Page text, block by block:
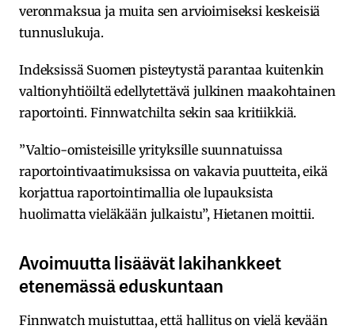
veronmaksua ja muita sen arvioimiseksi keskeisiä
tunnuslukuja.
Indeksissä Suomen pisteytystä parantaa kuitenkin
valtionyhtiöiltä edellytettävä julkinen maakohtainen
raportointi. Finnwatchilta sekin saa kritiikkiä.
”Valtio-omisteisille yrityksille suunnatuissa
raportointivaatimuksissa on vakavia puutteita, eikä
korjattua raportointimallia ole lupauksista
huolimatta vieläkään julkaistu”, Hietanen moittii.
Avoimuutta lisäävät lakihankkeet
etenemässä eduskuntaan
Finnwatch muistuttaa, että hallitus on vielä kevään